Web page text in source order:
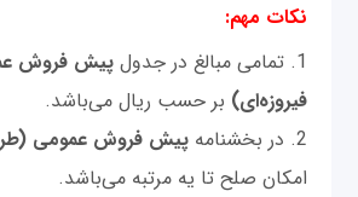
نکات مهم:
1. تمامی مبالغ در جدول
پیش فروش
فیروزه‌ای) بر حسب ریال می‌باشد.
2. در بخشنامه
پیش فروش عمومی
امکان صلح تا یه مرتبه می‌باشد.